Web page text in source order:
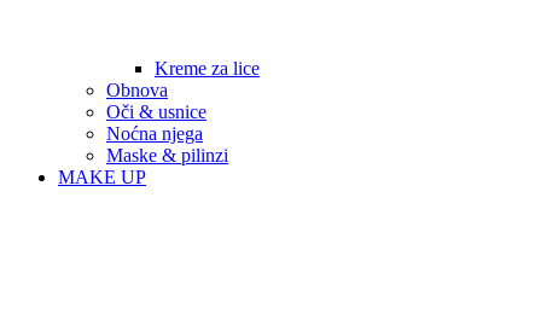
Kreme za lice
Obnova
Oči & usnice
Noćna njega
Maske & pilinzi
MAKE UP